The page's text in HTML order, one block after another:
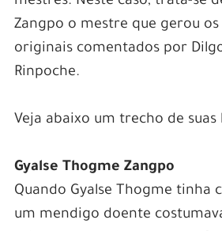
Zangpo o mestre que gerou
originais comentados por
Rinpoche.
Veja abaixo um trecho de
Gyalse Thogme Zangpo
Quando Gyalse Thogme tinha
um mendigo doente